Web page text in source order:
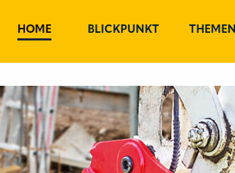
HOME BLICKPUNKT THEMEN